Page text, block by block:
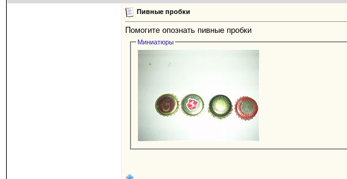
Пивные пробки
Помогите опознать пивные пробки
Миниатюры